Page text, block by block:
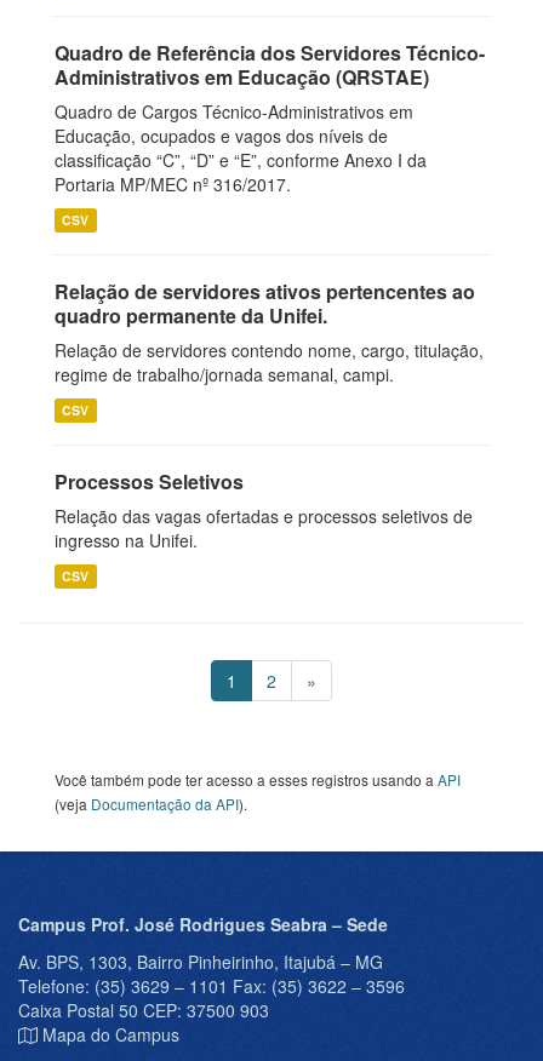
Quadro de Referência dos Servidores Técnico-
Administrativos em Educação (QRSTAE)
Quadro de Cargos Técnico-Administrativos em
Educação, ocupados e vagos dos níveis de
classificação “C”, “D” e “E”, conforme Anexo I da
Portaria MP/MEC nº 316/2017.
CSV
Relação de servidores ativos pertencentes ao
quadro permanente da Unifei.
Relação de servidores contendo nome, cargo, titulação,
regime de trabalho/jornada semanal, campi.
CSV
Processos Seletivos
Relação das vagas ofertadas e processos seletivos de
ingresso na Unifei.
CSV
1 2 »
Você também pode ter acesso a esses registros usando a API
(veja Documentação da API).
Campus Prof. José Rodrigues Seabra – Sede
Av. BPS, 1303, Bairro Pinheirinho, Itajubá – MG
Telefone: (35) 3629 – 1101 Fax: (35) 3622 – 3596
Caixa Postal 50 CEP: 37500 903
Mapa do Campus